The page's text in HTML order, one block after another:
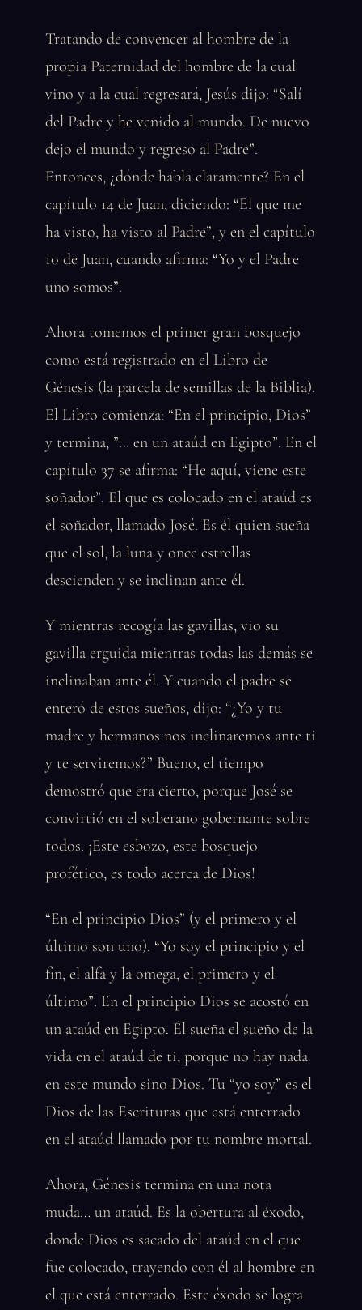
Tratando de convencer al hombre de la
propia Paternidad del hombre de la cual
vino y a la cual regresará, Jesús dijo: “Salí
del Padre y he venido al mundo. De nuevo
dejo el mundo y regreso al Padre”.
Entonces, ¿dónde habla claramente? En el
capítulo 14 de Juan, diciendo: “El que me
ha visto, ha visto al Padre”, y en el capítulo
10 de Juan, cuando afirma: “Yo y el Padre
uno somos”.
Ahora tomemos el primer gran bosquejo
como está registrado en el Libro de
Génesis (la parcela de semillas de la Biblia).
El Libro comienza: “En el principio, Dios”
y termina, ”… en un ataúd en Egipto”. En el
capítulo 37 se afirma: “He aquí, viene este
soñador”. El que es colocado en el ataúd es
el soñador, llamado José. Es él quien sueña
que el sol, la luna y once estrellas
descienden y se inclinan ante él.
Y mientras recogía las gavillas, vio su
gavilla erguida mientras todas las demás se
inclinaban ante él. Y cuando el padre se
enteró de estos sueños, dijo: “¿Yo y tu
madre y hermanos nos inclinaremos ante ti
y te serviremos?” Bueno, el tiempo
demostró que era cierto, porque José se
convirtió en el soberano gobernante sobre
todos. ¡Este esbozo, este bosquejo
profético, es todo acerca de Dios!
“En el principio Dios” (y el primero y el
último son uno). “Yo soy el principio y el
fin, el alfa y la omega, el primero y el
último”. En el principio Dios se acostó en
un ataúd en Egipto. Él sueña el sueño de la
vida en el ataúd de ti, porque no hay nada
en este mundo sino Dios. Tu “yo soy” es el
Dios de las Escrituras que está enterrado
en el ataúd llamado por tu nombre mortal.
Ahora, Génesis termina en una nota
muda… un ataúd. Es la obertura al éxodo,
donde Dios es sacado del ataúd en el que
fue colocado, trayendo con él al hombre en
el que está enterrado. Este éxodo se logra